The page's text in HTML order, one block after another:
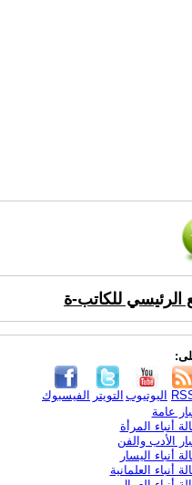
الرئيسي للكاتب-ة
الفيسبوك التويتر اليوتيوب
عامة
أنباء المرأة
الأدب والفن
أنباء اليسار
أنباء العلمانية